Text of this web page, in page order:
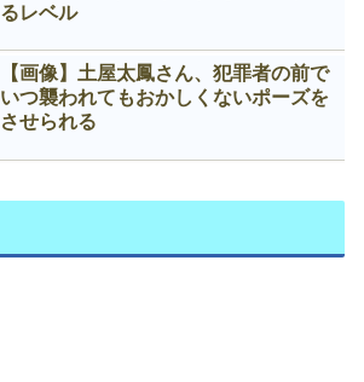
るレベル
【画像】土屋太鳳さん、犯罪者の前で
いつ襲われてもおかしくないポーズを
させられる